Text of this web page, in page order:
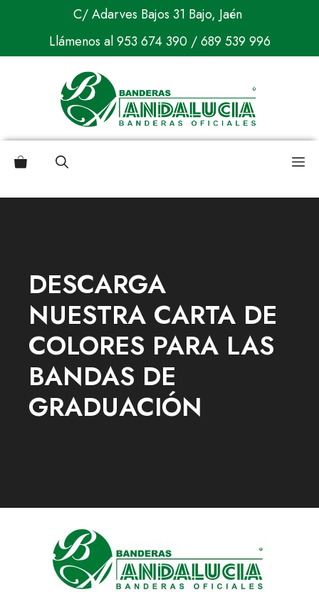
contenido
C/ Adarves Bajos 31 Bajo, Jaén
Llámenos al953 674 390/689 539 996
DESCARGA
NUESTRA CARTA DE
COLORES PARA LAS
BANDAS DE
GRADUACIÓN